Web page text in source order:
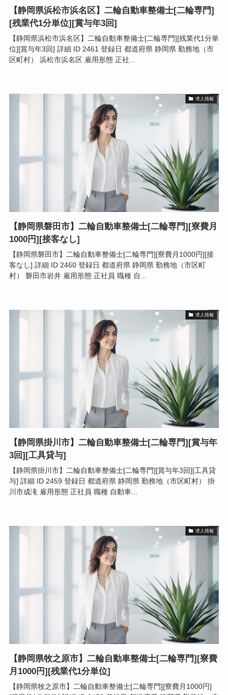
【静岡県浜松市浜名区】二輪自動車整備士[二輪専門]
[残業代1分単位][賞与年3回]
【静岡県浜松市浜名区】二輪自動車整備士[二輪専門][残業代1分単
位][賞与年3回] 詳細 ID 2461 登録日 都道府県 静岡県 勤務地（市
区町村） 浜松市浜名区 雇用形態 正社...
求人情報
【静岡県磐田市】二輪自動車整備士[二輪専門][寮費月
1000円][接客なし]
【静岡県磐田市】二輪自動車整備士[二輪専門][寮費月1000円][接
客なし] 詳細 ID 2460 登録日 都道府県 静岡県 勤務地（市区町
村） 磐田市岩井 雇用形態 正社員 職種 自...
求人情報
【静岡県掛川市】二輪自動車整備士[二輪専門][賞与年
3回][工具貸与]
【静岡県掛川市】二輪自動車整備士[二輪専門][賞与年3回][工具貸
与] 詳細 ID 2459 登録日 都道府県 静岡県 勤務地（市区町村） 掛
川市成滝 雇用形態 正社員 職種 自動車...
求人情報
【静岡県牧之原市】二輪自動車整備士[二輪専門][寮費
月1000円][残業代1分単位]
【静岡県牧之原市】二輪自動車整備士[二輪専門][寮費月1000円]